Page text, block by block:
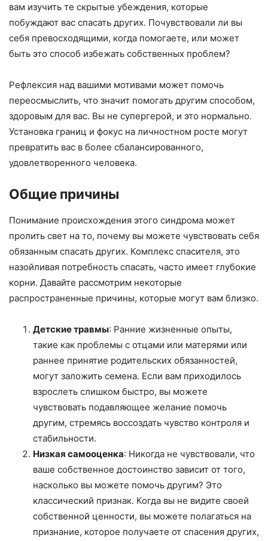
вам изучить те скрытые убеждения, которые
побуждают вас спасать других. Почувствовали ли вы
себя превосходящими, когда помогаете, или может
быть это способ избежать собственных проблем?
Рефлексия над вашими мотивами может помочь
переосмыслить, что значит помогать другим способом,
здоровым для вас. Вы не супергерой, и это нормально.
Установка границ и фокус на личностном росте могут
превратить вас в более сбалансированного,
удовлетворенного человека.
Общие причины
Понимание происхождения этого синдрома может
пролить свет на то, почему вы можете чувствовать себя
обязанным спасать других. Комплекс спасителя, это
назойливая потребность спасать, часто имеет глубокие
корни. Давайте рассмотрим некоторые
распространенные причины, которые могут вам близко.
Детские травмы: Ранние жизненные опыты,
такие как проблемы с отцами или матерями или
раннее принятие родительских обязанностей,
могут заложить семена. Если вам приходилось
взрослеть слишком быстро, вы можете
чувствовать подавляющее желание помочь
другим, стремясь воссоздать чувство контроля и
стабильности.
Низкая самооценка: Никогда не чувствовали, что
ваше собственное достоинство зависит от того,
насколько вы можете помочь другим? Это
классический признак. Когда вы не видите своей
собственной ценности, вы можете полагаться на
признание, которое получаете от спасения других,